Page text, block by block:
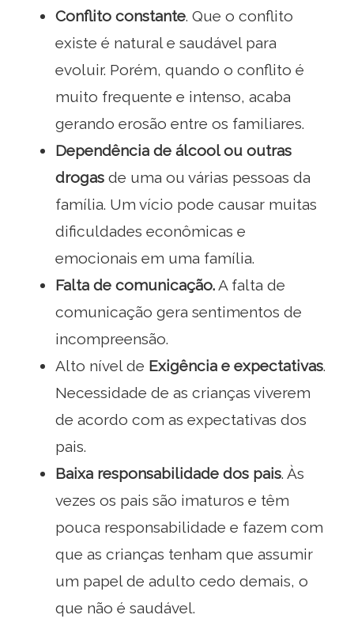
Conflito constante. Que o conflito
existe é natural e saudável para
evoluir. Porém, quando o conflito é
muito frequente e intenso, acaba
gerando erosão entre os familiares.
Dependência de álcool ou outras
drogas de uma ou várias pessoas da
família. Um vício pode causar muitas
dificuldades econômicas e
emocionais em uma família.
Falta de comunicação.A falta de
comunicação gera sentimentos de
incompreensão.
Alto nível de Exigência e expectativas.
Necessidade de as crianças viverem
de acordo com as expectativas dos
pais.
Baixa responsabilidade dos pais. Às
vezes os pais são imaturos e têm
pouca responsabilidade e fazem com
que as crianças tenham que assumir
um papel de adulto cedo demais, o
que não é saudável.